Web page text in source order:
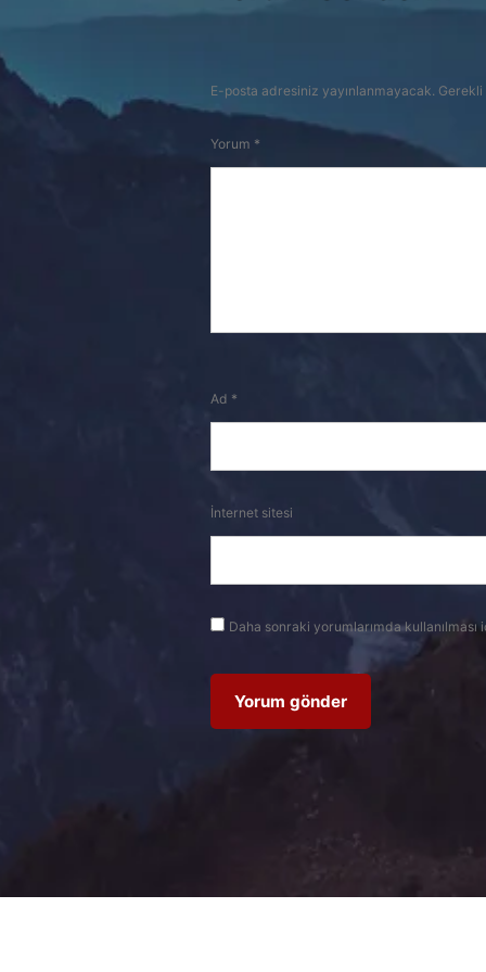
E-posta adresiniz yayınlanmayacak. Gerekli
Yorum *
Ad *
İnternet sitesi
Daha sonraki yorumlarımda